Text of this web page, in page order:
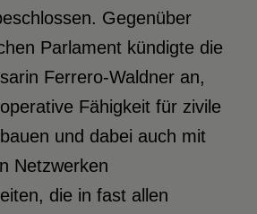
Gegenüber
Parlament kündigte die
Ferrero-Waldner an,
Fähigkeit für zivile
und dabei auch mit
Netzwerken
die in fast allen